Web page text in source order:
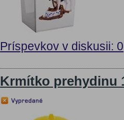
Príspevkov v diskusii: 0
Krmítko prehydinu